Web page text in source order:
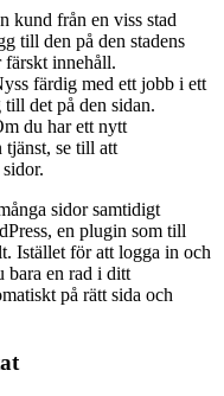
kund från en viss stad
till den på den stadens
färskt innehåll.
färdig med ett jobb i ett
det på den sidan.
du har ett nytt
tjänst, se till att
sidor samtidigt
en plugin som till
Istället för att logga in och
bara en rad i ditt
på rätt sida och